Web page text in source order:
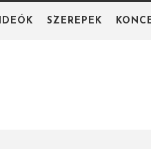
SZEREPEK